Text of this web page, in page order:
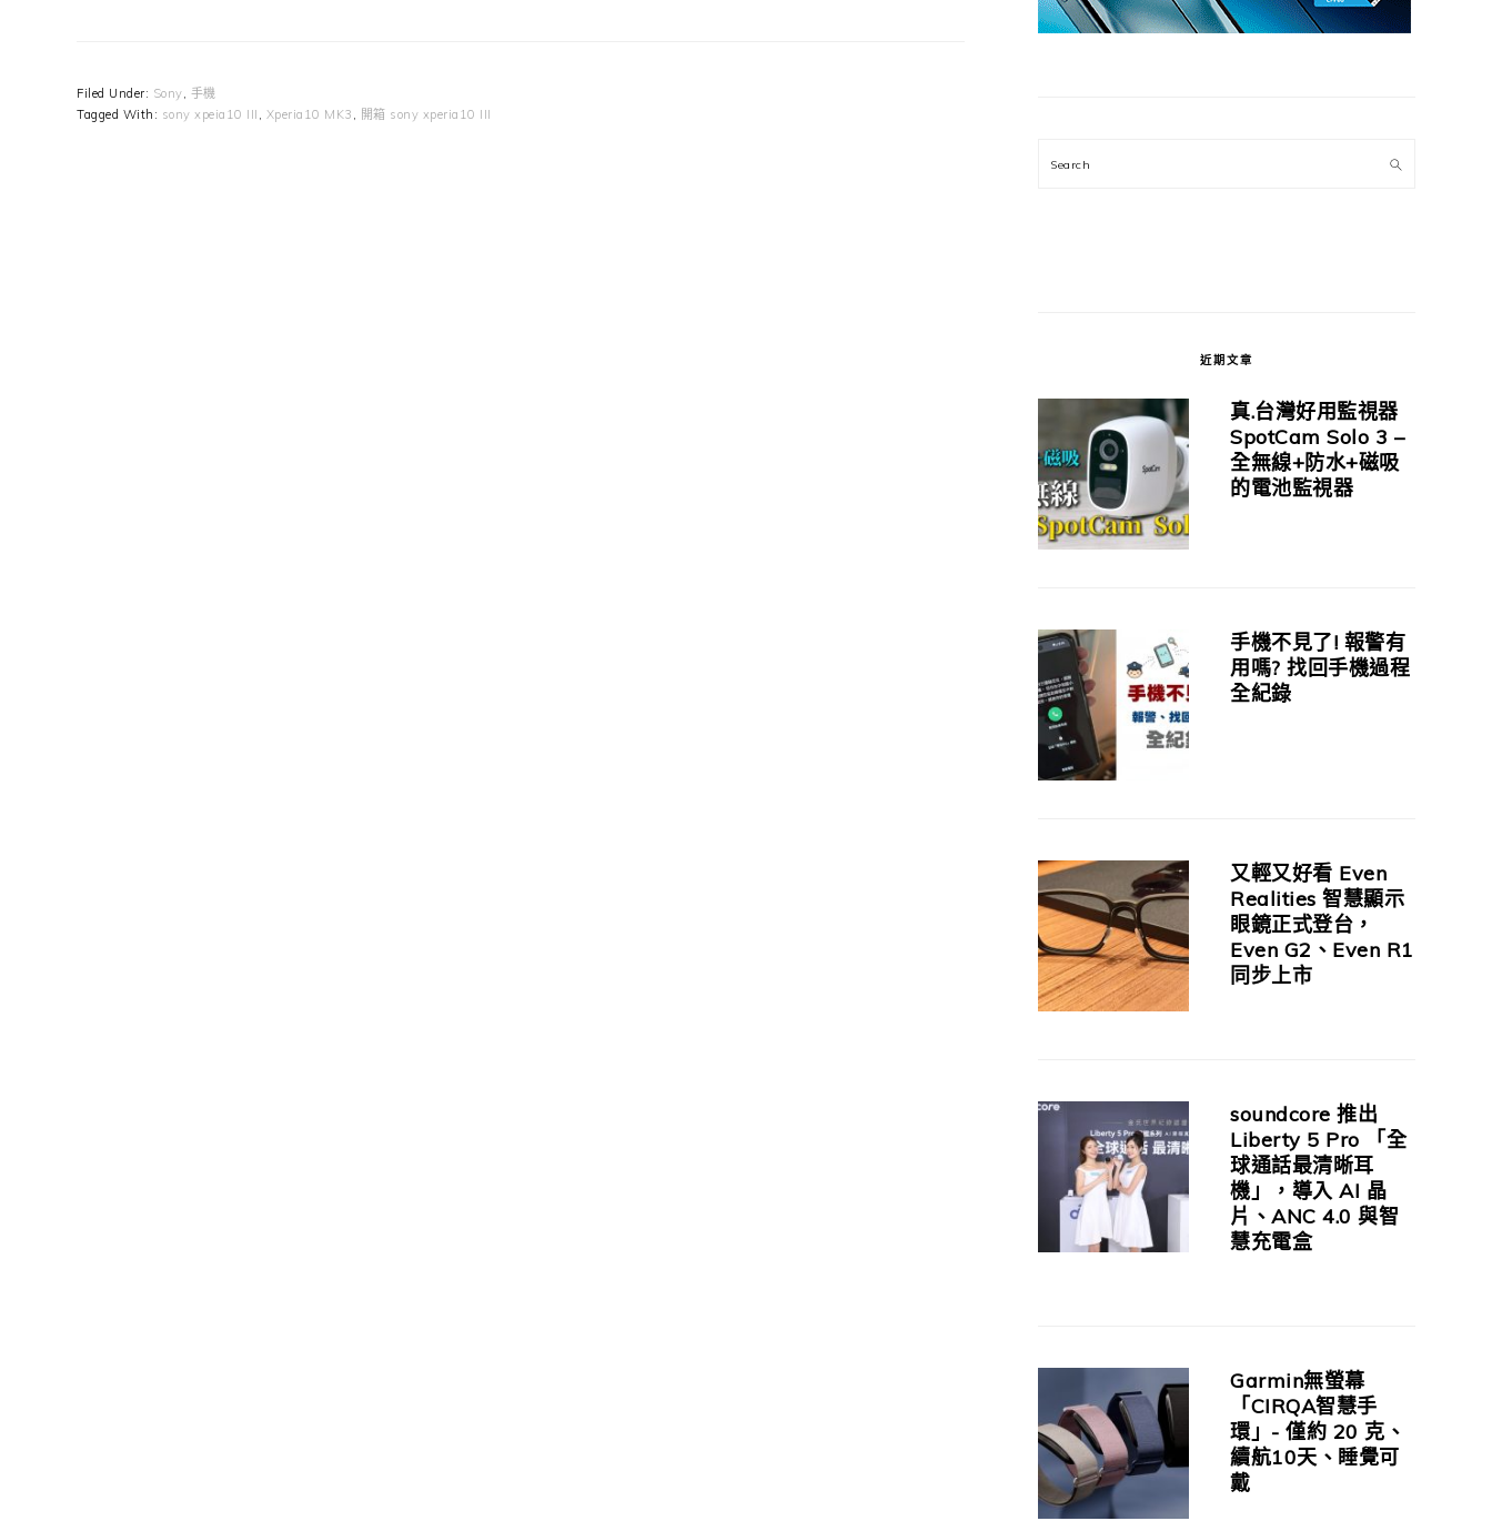
Filed Under: Sony 手機
Tagged With: sony xpeia10 III Xperia10 MK3 開箱 sony xperia10 III
Search
近期文章
真.台灣好用監視器
SpotCam Solo 3 –
全無線+防水+磁吸
的電池監視器
手機不見了! 報警有
用嗎? 找回手機過程
全紀錄
又輕又好看 Even
Realities 智慧顯示
眼鏡正式登台，
Even G2、Even R1
同步上市
soundcore 推出
Liberty 5 Pro 「全
球通話最清晰耳
機」，導入 AI 晶
片、ANC 4.0 與智
慧充電盒
Garmin無螢幕
「CIRQA智慧手
環」- 僅約 20 克、
續航10天、睡覺可
戴